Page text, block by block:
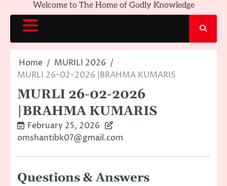
Welcome to The Home of Godly Knowledge
Home
MURILI 2026
MURLI 26-02-2026 |BRAHMA KUMARIS
MURLI 26-02-2026
|BRAHMA KUMARIS
February 25, 2026
omshantibk07@gmail.com
Questions & Answers